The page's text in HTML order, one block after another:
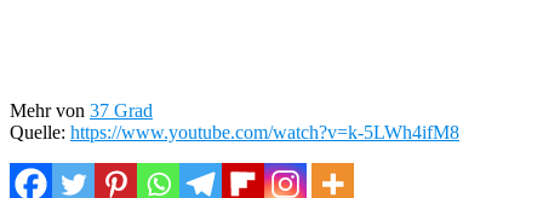
Mehr von 37 Grad
Quelle: https://www.youtube.com/watch?v=k-5LWh4ifM8